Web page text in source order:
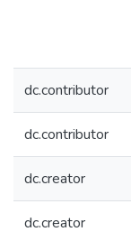
dc.contributor
dc.contributor
dc.creator
dc.creator